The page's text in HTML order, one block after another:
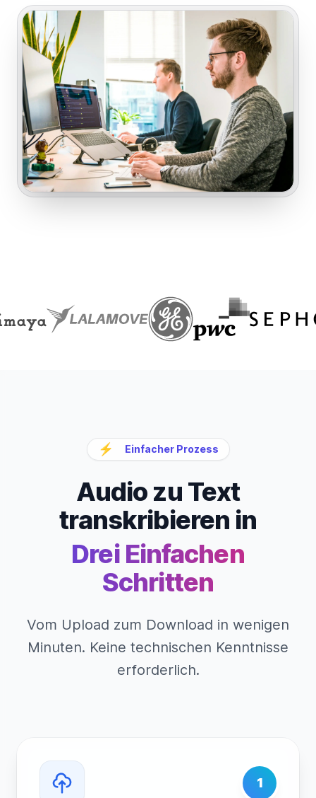
⚡ Einfacher Prozess
Audio zu Text
transkribieren in
Drei Einfachen
Schritten
Vom Upload zum Download in wenigen
Minuten. Keine technischen Kenntnisse
erforderlich.
1